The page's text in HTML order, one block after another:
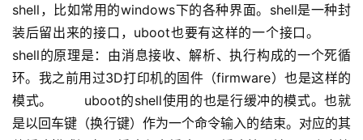
shell，比如常用的windows下的各种界面。shell是一种封
装后留出来的接口，uboot也要有这样的一个接口。
shell的原理是：由消息接收、解析、执行构成的一个死循
环。我之前用过3D打印机的固件（firmware）也是这样的
模式。 　　uboot的shell使用的也是行缓冲的模式。也就
是以回车键（换行键）作为一个命令输入的结束。对应的其